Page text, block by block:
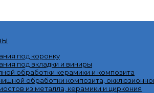
под коронку
под вкладки и виниры
обработки керамики и композита
обработки композита,
из металла, керамики и циркония